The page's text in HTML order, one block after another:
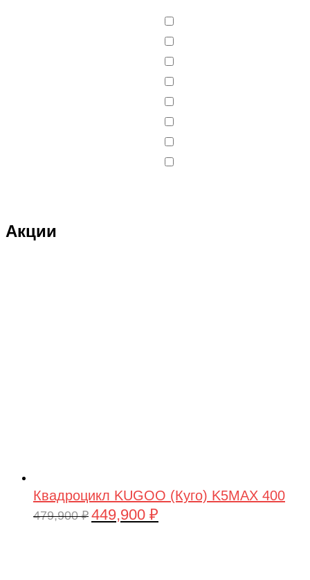
Акции
Квадроцикл KUGOO (Куго) K5MAX 400
479,900₽ Первоначальная
449,900 ₽